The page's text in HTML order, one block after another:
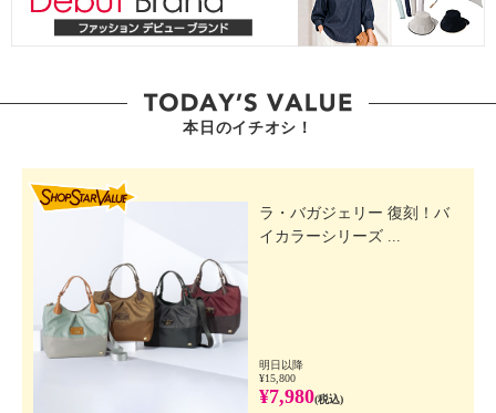
本日のイチオシ！
ラ・バガジェリー 復刻！バ
イカラーシリーズ ...
明日以降
¥15,800
¥7,980(税込)